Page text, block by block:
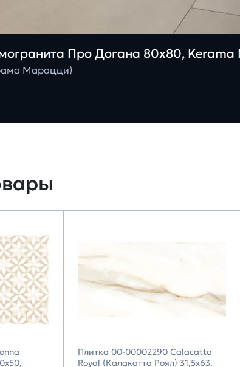
Про Догана 80х80,
Марацци)
Плитка 00-00002290 Calacatta
Royal (Калакатта Роял) 31,5х63,